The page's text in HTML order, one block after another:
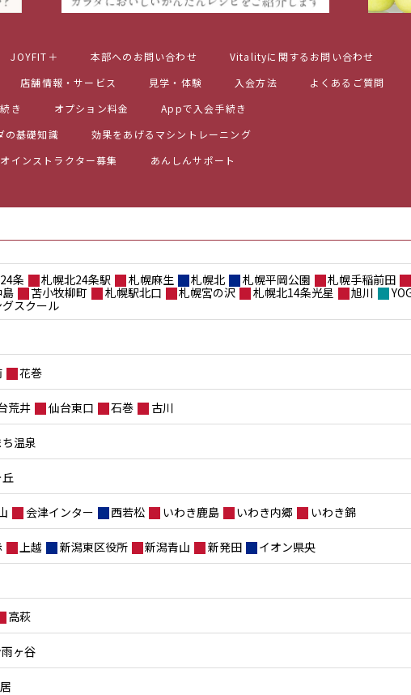
JOYFIT＋ 本部へのお問い合わせ
Vitalityに関するお問い合わせ
店舗情報・サービス 見学・体験 入会方法 よくあるご質問
き オプション料金
Appで入会手続き
の基礎知識
効果をあげるマシントレーニング
インストラクター募集 あんしんサポート
条 札幌北24条駅 札幌麻生 札幌北 札幌平岡公園 札幌手稲前田
苫小牧柳町 札幌駅北口 札幌宮の沢 札幌北14条光星 旭川
スクール
花巻
荒井 仙台東口 石巻 古川
温泉
会津インター 西若松 いわき鹿島 いわき内郷 いわき錦
上越 新潟東区役所 新潟青山 新発田 イオン県央
高萩
ヶ谷